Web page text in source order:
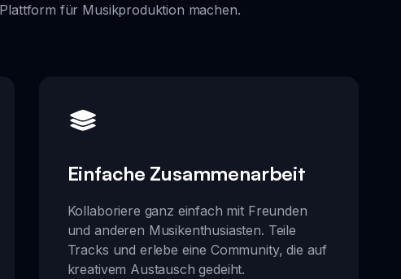
für Musikproduktion machen.
Einfache Zusammenarbeit
Kollaboriere ganz einfach mit Freunden
und anderen Musikenthusiasten. Teile
Tracks und erlebe eine Community, die auf
kreativem Austausch gedeiht.